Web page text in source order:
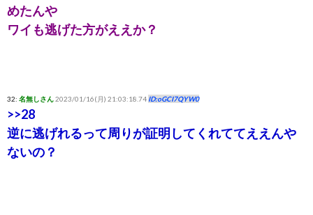
めたんや
ワイも逃げた方がええか？
32: 名無しさん2023/01/16(月) 21:03:18.74 ID:oGCI7QYW0
>>28
逆に逃げれるって周りが証明してくれててええんや
ないの？